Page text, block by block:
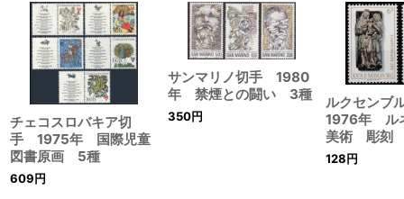
チェコスロバキア切
手 1975年 国際児童
図書原画 5種
609円
サンマリノ切手 1980
年 禁煙との闘い 3種
350円
ルクセン
1976年 ル
美術 彫刻
128円